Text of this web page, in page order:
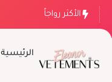
الأكثر رواجاً
الرئيسية